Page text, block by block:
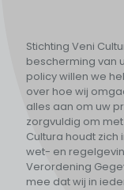
Stichting Veni
bescherming van
policy willen we
over hoe wij
alles aan om uw
zorgvuldig om
Cultura houdt
wet- en
Verordening
mee dat wij in